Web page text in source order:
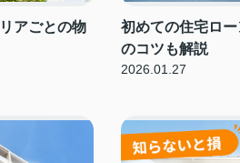
アごとの物
初めての住宅ロ
のコツも解説
2026.01.27